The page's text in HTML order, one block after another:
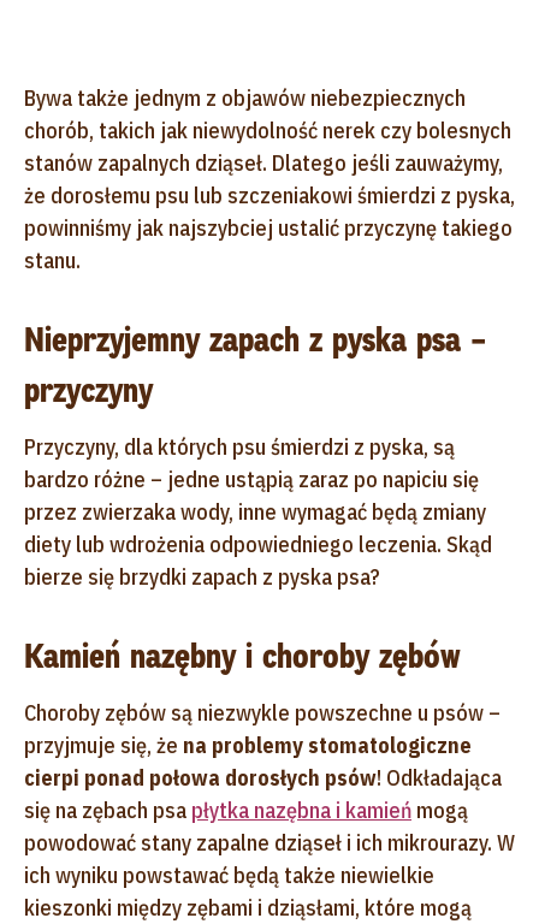
Bywa także jednym z objawów niebezpiecznych
chorób, takich jak niewydolność nerek czy bolesnych
stanów zapalnych dziąseł. Dlatego jeśli zauważymy,
że dorosłemu psu lub szczeniakowi śmierdzi z pyska,
powinniśmy jak najszybciej ustalić przyczynę takiego
stanu.
Nieprzyjemny zapach z pyska psa –
przyczyny
Przyczyny, dla których psu śmierdzi z pyska, są
bardzo różne – jedne ustąpią zaraz po napiciu się
przez zwierzaka wody, inne wymagać będą zmiany
diety lub wdrożenia odpowiedniego leczenia. Skąd
bierze się brzydki zapach z pyska psa?
Kamień nazębny i choroby zębów
Choroby zębów są niezwykle powszechne u psów –
przyjmuje się, że na problemy stomatologiczne
cierpi ponad połowa dorosłych psów! Odkładająca
się na zębach psa płytka nazębna i kamień mogą
powodować stany zapalne dziąseł i ich mikrourazy. W
ich wyniku powstawać będą także niewielkie
kieszonki między zębami i dziąsłami, które mogą